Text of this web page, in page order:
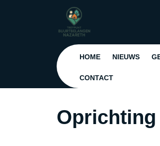
HOME NIEUWS
CONTACT
Oprichting